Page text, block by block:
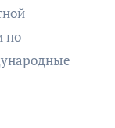
по